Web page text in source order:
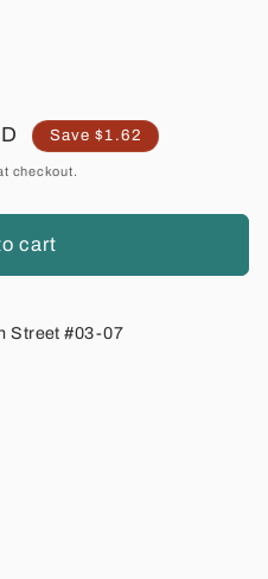
Save $1.62
checkout.
cart
Street #03-07